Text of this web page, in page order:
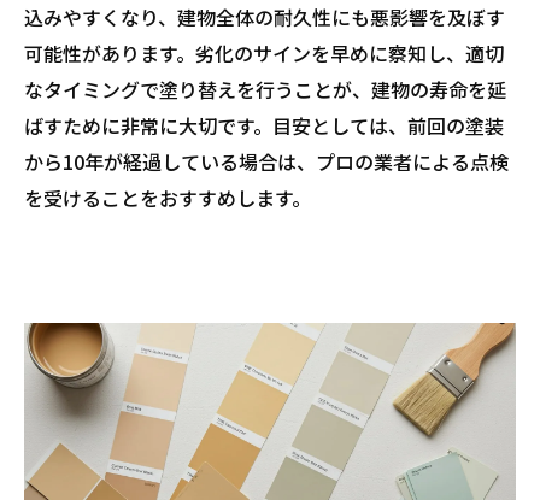
込みやすくなり、建物全体の耐久性にも悪影響を及ぼす
可能性があります。劣化のサインを早めに察知し、適切
なタイミングで塗り替えを行うことが、建物の寿命を延
ばすために非常に大切です。目安としては、前回の塗装
から10年が経過している場合は、プロの業者による点検
を受けることをおすすめします。